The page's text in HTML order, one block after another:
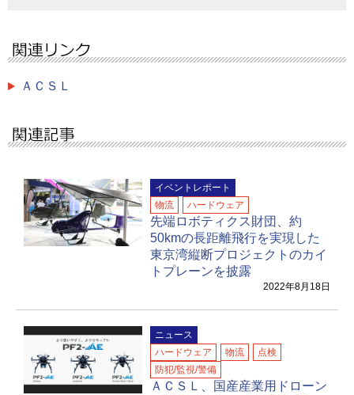
ＡＣＳＬ
イベントレポート
物流
ハードウェア
先端ロボティクス財団、約
50kmの長距離飛行を実現した
東京湾縦断プロジェクトのカイ
トプレーンを披露
2022年8月18日
ニュース
ハードウェア
物流
点検
防犯/監視/警備
ＡＣＳＬ、国産産業用ドローン